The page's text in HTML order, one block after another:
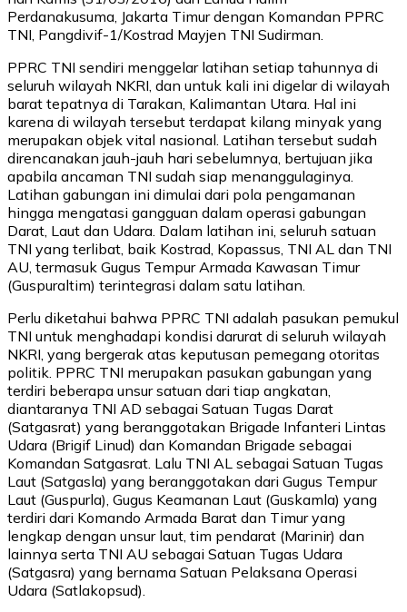
Perdanakusuma, Jakarta Timur dengan Komandan PPRC
TNI, Pangdivif-1/Kostrad Mayjen TNI Sudirman.
PPRC TNI sendiri menggelar latihan setiap tahunnya di
seluruh wilayah NKRI, dan untuk kali ini digelar di wilayah
barat tepatnya di Tarakan, Kalimantan Utara. Hal ini
karena di wilayah tersebut terdapat kilang minyak yang
merupakan objek vital nasional. Latihan tersebut sudah
direncanakan jauh-jauh hari sebelumnya, bertujuan jika
apabila ancaman TNI sudah siap menanggulaginya.
Latihan gabungan ini dimulai dari pola pengamanan
hingga mengatasi gangguan dalam operasi gabungan
Darat, Laut dan Udara. Dalam latihan ini, seluruh satuan
TNI yang terlibat, baik Kostrad, Kopassus, TNI AL dan TNI
AU, termasuk Gugus Tempur Armada Kawasan Timur
(Guspuraltim) terintegrasi dalam satu latihan.
Perlu diketahui bahwa PPRC TNI adalah pasukan pemukul
TNI untuk menghadapi kondisi darurat di seluruh wilayah
NKRI, yang bergerak atas keputusan pemegang otoritas
politik. PPRC TNI merupakan pasukan gabungan yang
terdiri beberapa unsur satuan dari tiap angkatan,
diantaranya TNI AD sebagai Satuan Tugas Darat
(Satgasrat) yang beranggotakan Brigade Infanteri Lintas
Udara (Brigif Linud) dan Komandan Brigade sebagai
Komandan Satgasrat. Lalu TNI AL sebagai Satuan Tugas
Laut (Satgasla) yang beranggotakan dari Gugus Tempur
Laut (Guspurla), Gugus Keamanan Laut (Guskamla) yang
terdiri dari Komando Armada Barat dan Timur yang
lengkap dengan unsur laut, tim pendarat (Marinir) dan
lainnya serta TNI AU sebagai Satuan Tugas Udara
(Satgasra) yang bernama Satuan Pelaksana Operasi
Udara (Satlakopsud).